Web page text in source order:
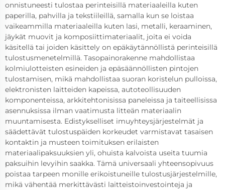
onnistuneesti tulostaa perinteisillä materiaaleilla kuten
paperilla, pahvilla ja tekstiileillä, samalla kun se loistaa
vaikeammilla materiaaleilla kuten lasi, metalli, keraaminen,
jäykät muovit ja komposiittimateriaalit, joita ei voida
käsitellä tai joiden käsittely on epäkäytännöllistä perinteisillä
tulostusmenetelmillä. Tasopainorakenne mahdollistaa
kolmiulotteisten esineiden ja epäsäännöllisten pintojen
tulostamisen, mikä mahdollistaa suoran koristelun pulloissa,
elektronisten laitteiden kapeissa, autoteollisuuden
komponenteissa, arkkitehtonisissa paneleissa ja taiteellisissa
asennuksissa ilman vaatimusta litteän materiaalin
muuntamisesta. Edistykselliset imuyhteysjärjestelmät ja
säädettävät tulostuspäiden korkeudet varmistavat tasaisen
kontaktin ja musteen toimituksen erilaisten
materiaalipaksuuksien yli, ohuista kalvoista useita tuumia
paksuihin levyihin saakka. Tämä universaali yhteensopivuus
poistaa tarpeen monille erikoistuneille tulostusjärjestelmille,
mikä vähentää merkittävästi laitteistoinvestointeja ja